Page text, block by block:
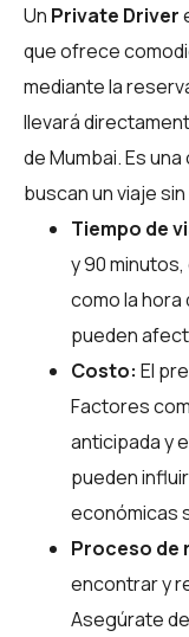
Un Private Driver
que ofrece
mediante la
llevará
de Mumbai. Es
buscan un viaje
Tiempo de
y 90
como la hora
pueden
Costo: El
Factores
anticipada y
pueden
económicas
Proceso de
encontrar y
Asegúrate